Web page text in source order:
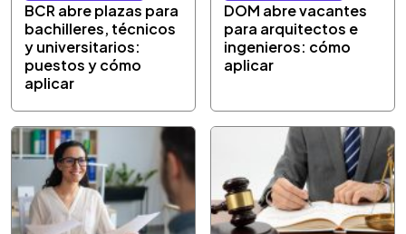
BCR abre plazas para
bachilleres, técnicos
y universitarios:
puestos y cómo
aplicar
DOM abre vacantes
para arquitectos e
ingenieros: cómo
aplicar